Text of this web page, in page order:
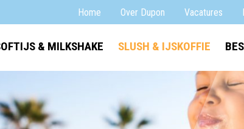
Home Over Dupon Vacatures
& MILKSHAKE SLUSH & IJSKOFFIE